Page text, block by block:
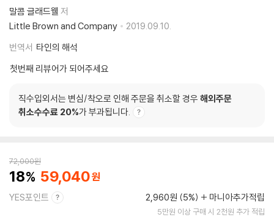
말콤 글래드웰 저
Little Brown and Company
2019.09.10.
번역서 타인의 해석
첫번째 리뷰어가 되어주세요
직수입외서는 변심/착오로 인해 주문을 취소할 경우 해외주문
취소수수료 20%가 부과됩니다.
72,000원
18 59,040
YES포인트 2,960원 (5%) 마니아추가적립
5만원 이상 구매 시 2천원 추가 적립